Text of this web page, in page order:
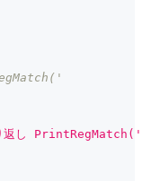
返し PrintRegMatch('